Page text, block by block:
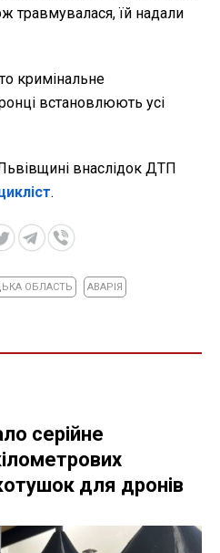
травмувалася, їй надали
кримінальне
встановлюють усі
внаслідок ДТП
.
ОБЛАСТЬ АВАРІЯ
серійне
для дронів